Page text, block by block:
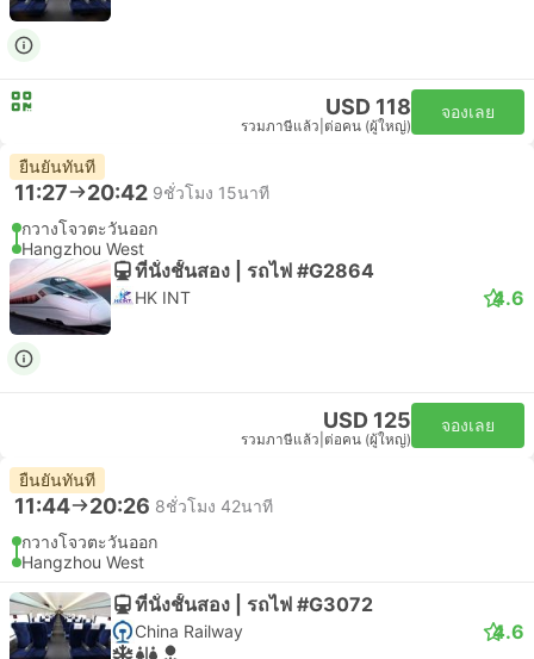
USD 118
รวมภาษีแล้ว ต่อคน (ผู้ใหญ่)
จองเลย
ยืนยันทันที
11:27 20:42 9ชั่วโมง 15นาที
กวางโจวตะวันออก
Hangzhou West
ที่นั่งชั้นสอง | รถไฟ #G2864
HK INT 4.6
USD 125
รวมภาษีแล้ว ต่อคน (ผู้ใหญ่)
จองเลย
ยืนยันทันที
11:44 20:26 8ชั่วโมง 42นาที
กวางโจวตะวันออก
Hangzhou West
ที่นั่งชั้นสอง | รถไฟ #G3072
China Railway 4.6